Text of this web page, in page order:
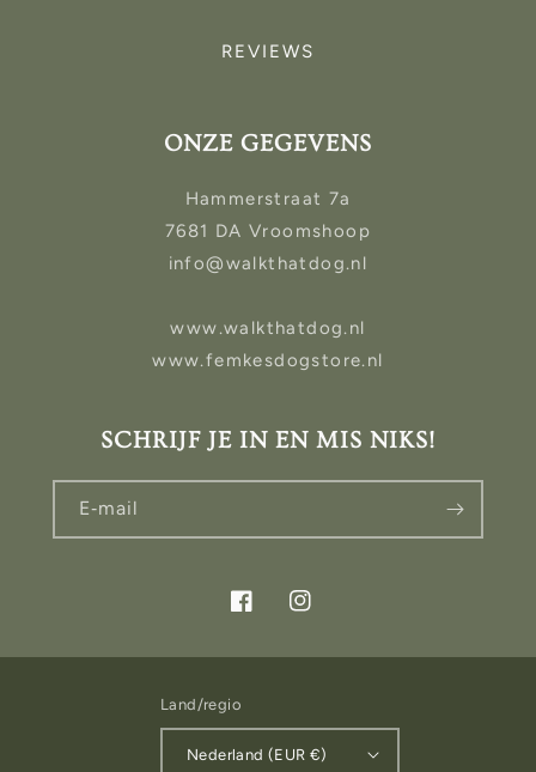
REVIEWS
ONZE GEGEVENS
Hammerstraat 7a
7681 DA Vroomshoop
info@walkthatdog.nl
www.walkthatdog.nl
www.femkesdogstore.nl
SCHRIJF JE IN EN MIS NIKS!
E‑mail
FacebookInstagram
Land/regio
Nederland (EUR €)